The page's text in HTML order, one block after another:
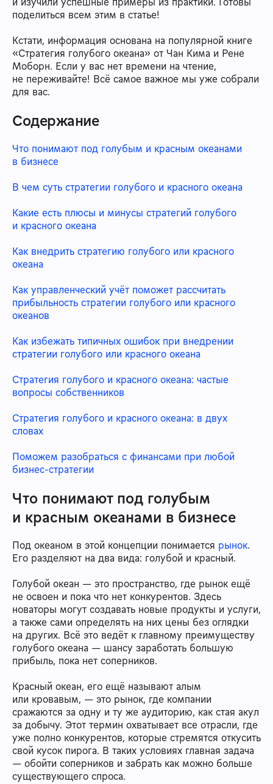
поделиться всем этим в статье!
Кстати, информация основана на популярной книге
«Стратегия голубого океана» от Чан Кима и Рене
Моборн. Если у вас нет времени на чтение,
не переживайте! Всё самое важное мы уже собрали
для вас.
Содержание
Что понимают под голубым и красным океанами
в бизнесе
В чем суть стратегии голубого и красного океана
Какие есть плюсы и минусы стратегий голубого
и красного океана
Как внедрить стратегию голубого или красного
океана
Как управленческий учёт поможет рассчитать
прибыльность стратегии голубого или красного
океанов
Как избежать типичных ошибок при внедрении
стратегии голубого или красного океана
Стратегия голубого и красного океана: частые
вопросы собственников
Стратегия голубого и красного океана: в двух
словах
Поможем разобраться с финансами при любой
бизнес-стратегии
Что понимают под голубым
и красным океанами в бизнесе
Под океаном в этой концепции понимается рынок.
Его разделяют на два вида: голубой и красный.
Голубой океан — это пространство, где рынок ещё
не освоен и пока что нет конкурентов. Здесь
новаторы могут создавать новые продукты и услуги,
а также сами определять на них цены без оглядки
на других. Всё это ведёт к главному преимуществу
голубого океана — шансу заработать большую
прибыль, пока нет соперников.
Красный океан, его ещё называют алым
или кровавым, — это рынок, где компании
сражаются за одну и ту же аудиторию, как стая акул
за добычу. Этот термин охватывает все отрасли, где
уже полно конкурентов, которые стремятся откусить
свой кусок пирога. В таких условиях главная задача
— обойти соперников и забрать как можно больше
существующего спроса.